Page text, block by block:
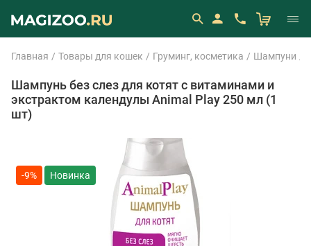
Главная Товары для кошек Груминг, косметика Шампуни
Шампунь без слез для котят с витаминами и
экстрактом календулы Animal Play 250 мл (1
шт)
-9%